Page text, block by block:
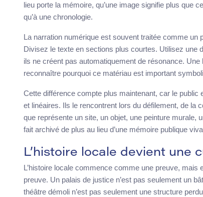
lieu porte la mémoire, qu’une image signifie plus que
qu’à une chronologie.
La narration numérique est souvent traitée comme
Divisez le texte en sections plus courtes. Utilisez une
ils ne créent pas automatiquement de résonance.
reconnaître pourquoi ce matériau est important
Cette différence compte plus maintenant, car le
et linéaires. Ils le rencontrent lors du défilement, de la
que représente un site, un objet, une peinture murale,
fait archivé de plus au lieu d’une mémoire publique
L’histoire locale devient une
L’histoire locale commence comme une preuve,
preuve. Un palais de justice n’est pas seulement un
théâtre démoli n’est pas seulement une structure